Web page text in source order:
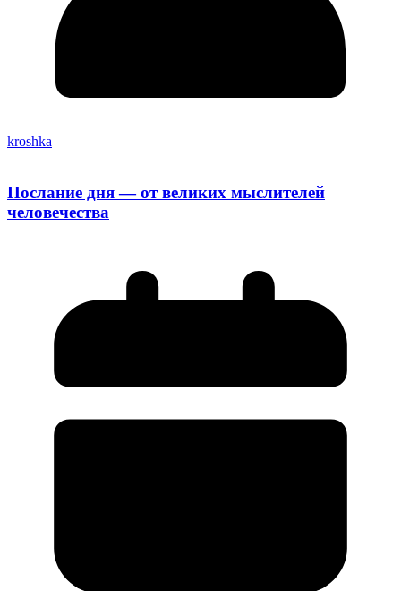
kroshka
Послание дня — от великих мыслителей
человечества